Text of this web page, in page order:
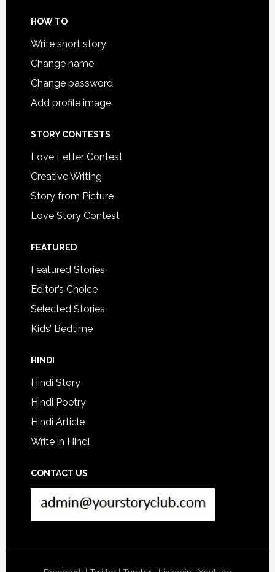
HOW TO
Write short story
Change name
Change password
Add profile image
STORY CONTESTS
Love Letter Contest
Creative Writing
Story from Picture
Love Story Contest
FEATURED
Featured Stories
Editor’s Choice
Selected Stories
Kids’ Bedtime
HINDI
Hindi Story
Hindi Poetry
Hindi Article
Write in Hindi
CONTACT US